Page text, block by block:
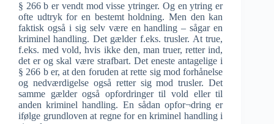
§ 266 b er vendt mod visse ytringer. Og en ytring er
ofte udtryk for en bestemt holdning. Men den kan
faktisk også i sig selv være en handling – sågar en
kriminel handling. Det gælder f.eks. trusler. At true,
f.eks. med vold, hvis ikke den, man truer, retter ind,
det er og skal være strafbart. Det eneste antagelige i
§ 266 b er, at den foruden at rette sig mod forhånelse
og nedværdigelse også retter sig mod trusler. Det
samme gælder også opfordringer til vold eller til
anden kriminel handling. En sådan opfor¬dring er
ifølge grundloven at regne for en kriminel handling i